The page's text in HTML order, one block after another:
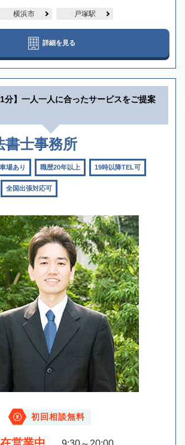
横浜市 戸塚駅
詳細を見る
1分】一人一人に合ったサービスをご提案
書士事務所
場あり 職歴20年以上 19時以降TEL可
全国出張対応可
初回相談無料